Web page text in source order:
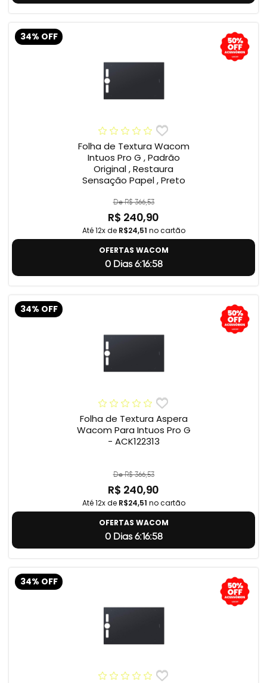
34% OFF
Folha de Textura Wacom
Intuos Pro G , Padrão
Original , Restaura
Sensação Papel , Preto
De R$ 366,53
R$ 240,90
Até 12x de R$24,51 no cartão
OFERTAS WACOM
0 Dias 6:16:57
34% OFF
Folha de Textura Aspera
Wacom Para Intuos Pro G
- ACK122313
De R$ 366,53
R$ 240,90
Até 12x de R$24,51 no cartão
OFERTAS WACOM
0 Dias 6:16:57
34% OFF